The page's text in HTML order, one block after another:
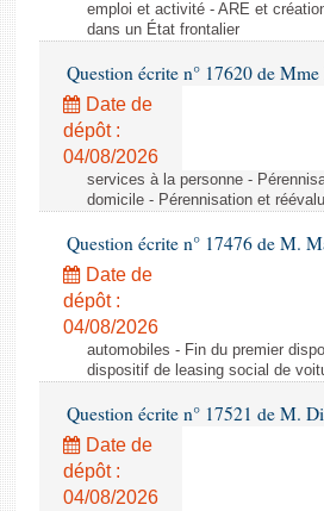
emploi et activité - ARE et
dans un État frontalier
Question écrite n° 17620 de
Date de
dépôt :
04/08/2026
services à la personne -
domicile - Pérennisation et
Question écrite n° 17476 de M.
Date de
dépôt :
04/08/2026
automobiles - Fin du premier
dispositif de leasing social de
Question écrite n° 17521 de M.
Date de
dépôt :
04/08/2026